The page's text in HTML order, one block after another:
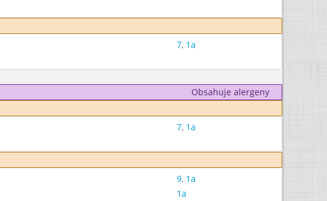
7, 1a
Obsahuje alergeny
7, 1a
9, 1a
1a